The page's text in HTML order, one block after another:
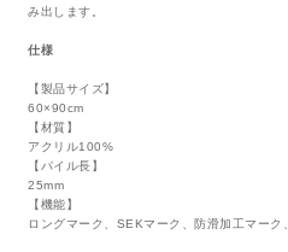
み出します。
仕様
【製品サイズ】
60×90cm
【材質】
アクリル100%
【パイル長】
25mm
【機能】
ロングマーク、SEKマーク、防滑加工マーク